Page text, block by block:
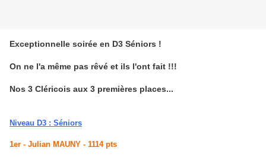
Exceptionnelle soirée en D3 Séniors !
On ne l'a même pas rêvé et ils l'ont fait !!!
Nos 3 Cléricois aux 3 premières places...
Niveau D3 : Séniors
1er - Julian MAUNY - 1114 pts